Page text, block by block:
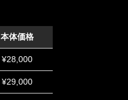
本体価格
¥28,000
¥29,000